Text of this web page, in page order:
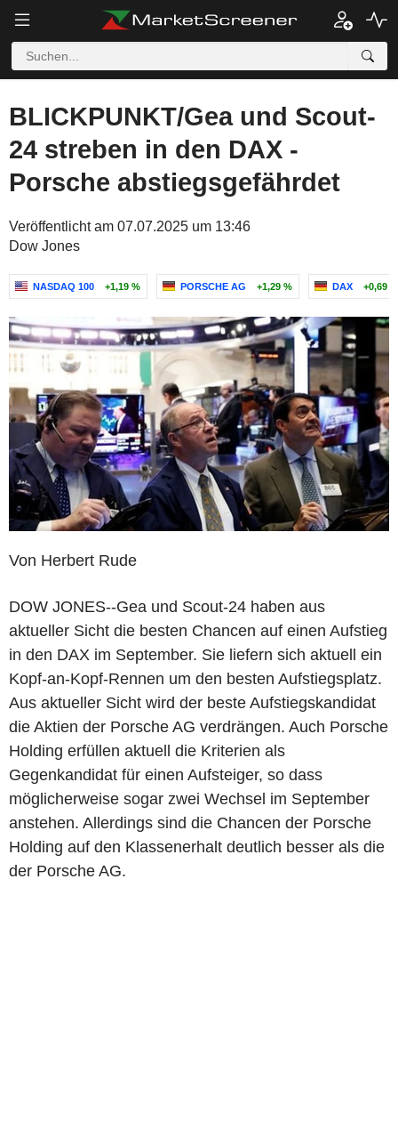
BLICKPUNKT/Gea und Scout-
24 streben in den DAX -
Porsche abstiegsgefährdet
Veröffentlicht am 07.07.2025 um 13:46
Dow Jones
NASDAQ 100 +1,19 % PORSCHE AG +1,29 % DAX +0,69 %
Von Herbert Rude
DOW JONES--Gea und Scout-24 haben aus
aktueller Sicht die besten Chancen auf einen Aufstieg
in den DAX im September. Sie liefern sich aktuell ein
Kopf-an-Kopf-Rennen um den besten Aufstiegsplatz.
Aus aktueller Sicht wird der beste Aufstiegskandidat
die Aktien der Porsche AG verdrängen. Auch Porsche
Holding erfüllen aktuell die Kriterien als
Gegenkandidat für einen Aufsteiger, so dass
möglicherweise sogar zwei Wechsel im September
anstehen. Allerdings sind die Chancen der Porsche
Holding auf den Klassenerhalt deutlich besser als die
der Porsche AG.